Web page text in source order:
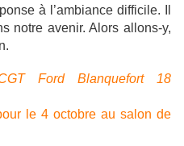
à l’ambiance difficile. Il
notre avenir. Alors allons-y,
Ford Blanquefort 18
le 4 octobre au salon de